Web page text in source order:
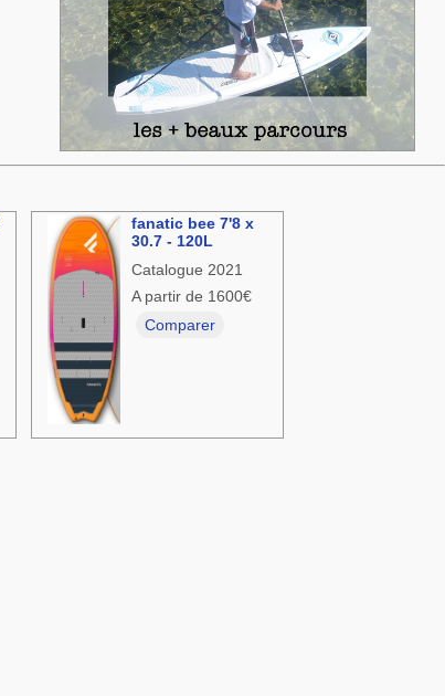
fanatic bee 7'8 x
30.7 - 120L
Catalogue 2021
A partir de 1600€
Comparer